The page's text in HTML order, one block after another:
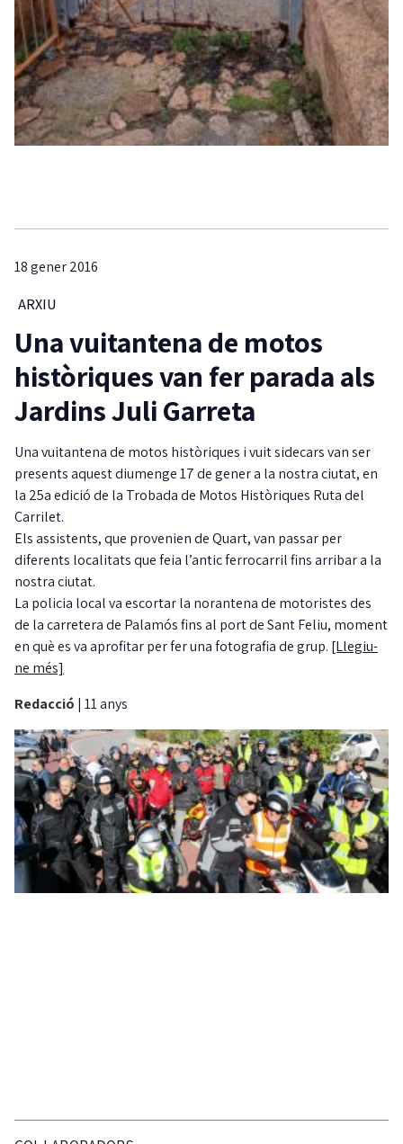
18 gener 2016
ARXIU
Una vuitantena de motos
històriques van fer parada als
Jardins Juli Garreta
Una vuitantena de motos històriques i vuit sidecars van ser
presents aquest diumenge 17 de gener a la nostra ciutat, en
la 25a edició de la Trobada de Motos Històriques Ruta del
Carrilet.
Els assistents, que provenien de Quart, van passar per
diferents localitats que feia l’antic ferrocarril fins arribar a la
nostra ciutat.
La policia local va escortar la norantena de motoristes des
de la carretera de Palamós fins al port de Sant Feliu, moment
en què es va aprofitar per fer una fotografia de grup. [Llegiu-
ne més]
Redacció | 11 anys